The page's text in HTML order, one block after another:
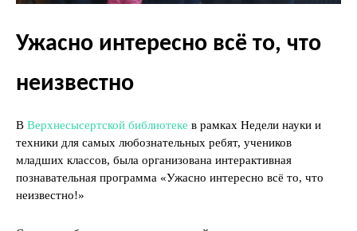
Ужасно интересно всё то, что
неизвестно
В Верхнесысертской библиотеке в рамках Недели науки и
техники для самых любознательных ребят, учеников
младших классов, была организована интерактивная
познавательная программа «Ужасно интересно всё то, что
неизвестно!»